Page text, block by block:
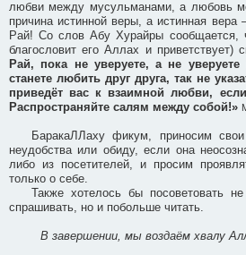
любви между мусульманами, а любовь
причина истинной веры, а истинная вера
Рай! Со слов Абу Хурайры сообщается,
благословит его Аллах и приветствует)
Рай, пока не уверуете, а не
станете любить друг друга, так не
приведёт вас к взаимной любви,
Распространяйте салям между собой!»
БаракаЛЛаху фикум, приносим свои
неудобства или обиду, если она
либо из посетителей, и просим
только о себе.
Также хотелось бы посоветовать
спрашивать, но и побольше читать.
В завершении, мы воздаём хвалу